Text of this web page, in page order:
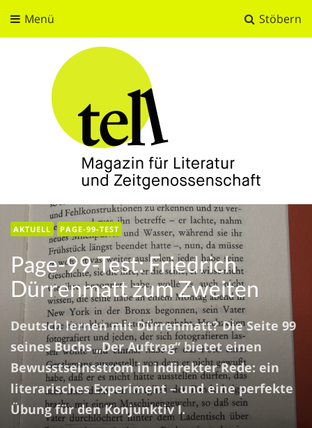
Stöbern
Menü
tell
Magazin für Literatur und Zeitgenossenschaft
AKTUELL PAGE-99-TEST
Page-99-Test: Friedrich
Dürrenmatt zum Zweiten
Deutsch lernen mit Dürrenmatt? Die Seite 99
seines Buchs „Der Auftrag“ bietet einen
Bewusstseinsstrom in indirekter Rede: ein
literarisches Experiment – und eine perfekte
Übung für den Konjunktiv I.